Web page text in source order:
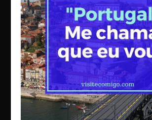
1 Junho, 2020
5 Roteiros para Road Trip – (Re) Descubra
Portugal
18 Maio, 2020
10 – Opções Apartamentos e Casas de
Férias no Algarve
7 Maio, 2020